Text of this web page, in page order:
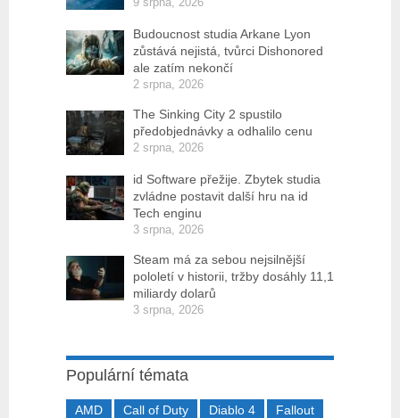
Budoucnost studia Arkane Lyon
zůstává nejistá, tvůrci Dishonored
ale zatím nekončí
2 srpna, 2026
The Sinking City 2 spustilo
předobjednávky a odhalilo cenu
2 srpna, 2026
id Software přežije. Zbytek studia
zvládne postavit další hru na id
Tech enginu
3 srpna, 2026
Steam má za sebou nejsilnější
pololetí v historii, tržby dosáhly 11,1
miliardy dolarů
3 srpna, 2026
Populární témata
AMD Call of Duty Diablo 4
Fallout